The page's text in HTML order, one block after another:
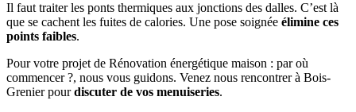
Il faut traiter les ponts thermiques aux jonctions des dalles. C’est là
que se cachent les fuites de calories. Une pose soignée élimine ces
points faibles.
Pour votre projet de Rénovation énergétique maison : par où
commencer ?, nous vous guidons. Venez nous rencontrer à Bois-
Grenier pourdiscuter de vos menuiseries.